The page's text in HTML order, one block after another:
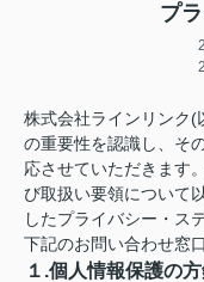
プ
株式会社ラインリンク(
の重要性を認識し、そ
応させていただきます
び取扱い要領について
したプライバシー・ス
下記のお問い合わせ窓
１.個人情報保護の